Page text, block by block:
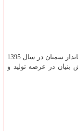
در عرصه تولید و